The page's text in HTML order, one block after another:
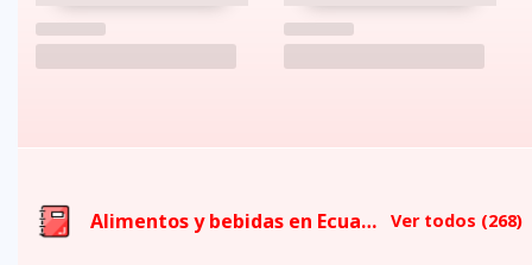
Alimentos y bebidas en Ecuador Ver todos (268)